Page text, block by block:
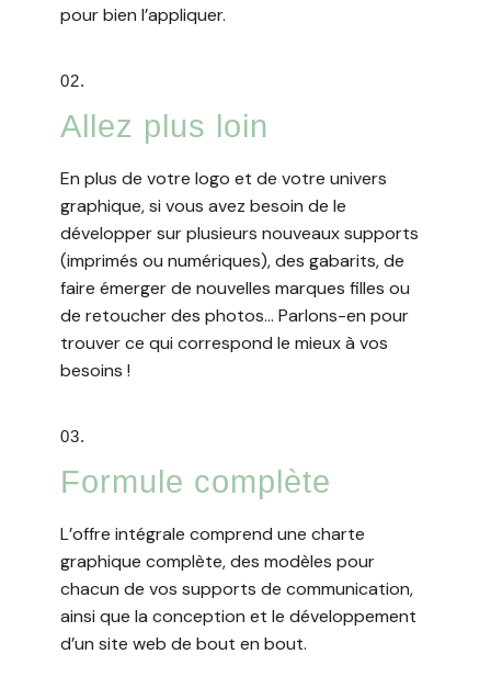
pour bien l’appliquer.
02.
Allez plus loin​
En plus de votre logo et de votre univers
graphique, si vous avez besoin de le
développer sur plusieurs nouveaux supports
(imprimés ou numériques), des gabarits, de
faire émerger de nouvelles marques filles ou
de retoucher des photos… Parlons-en pour
trouver ce qui correspond le mieux à vos
besoins !
03.
Formule complète​
L’offre intégrale comprend une charte
graphique complète, des modèles pour
chacun de vos supports de communication,
ainsi que la conception et le développement
d’un site web de bout en bout.